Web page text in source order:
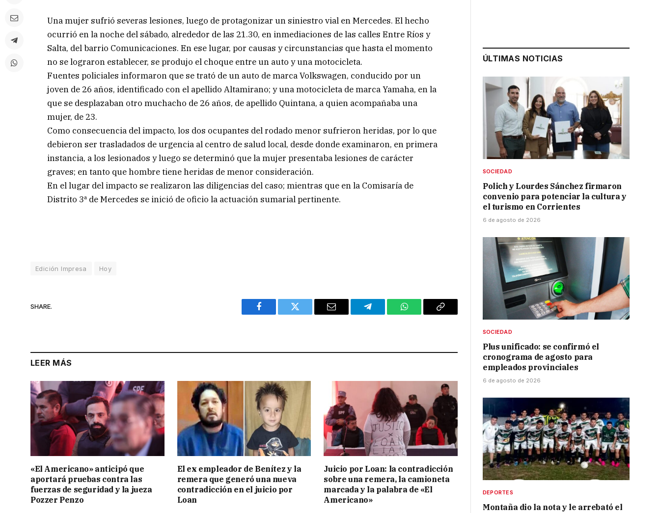
Una mujer sufrió severas lesiones, luego de protagonizar un siniestro vial en Mercedes. El hecho
ocurrió en la noche del sábado, alrededor de las 21.30, en inmediaciones de las calles Entre Ríos y
Salta, del barrio Comunicaciones. En ese lugar, por causas y circunstancias que hasta el momento
no se lograron establecer, se produjo el choque entre un auto y una motocicleta.
Fuentes policiales informaron que se trató de un auto de marca Volkswagen, conducido por un
joven de 26 años, identificado con el apellido Altamirano; y una motocicleta de marca Yamaha, en la
que se desplazaban otro muchacho de 26 años, de apellido Quintana, a quien acompañaba una
mujer, de 23.
Como consecuencia del impacto, los dos ocupantes del rodado menor sufrieron heridas, por lo que
debieron ser trasladados de urgencia al centro de salud local, desde donde examinaron, en primera
instancia, a los lesionados y luego se determinó que la mujer presentaba lesiones de carácter
graves; en tanto que hombre tiene heridas de menor consideración.
En el lugar del impacto se realizaron las diligencias del caso; mientras que en la Comisaría de
Distrito 3ª de Mercedes se inició de oficio la actuación sumarial pertinente.
Edición Impresa Hoy
SHARE.
Facebook Twitter Email Telegram WhatsAppCopy
LEER MÁS
«El Americano» anticipó que
aportará pruebas contra las
fuerzas de seguridad y la jueza
Pozzer Penzo
El ex empleador de Benítez y la
remera que generó una nueva
contradicción en el juicio por
Loan
Juicio por Loan: la contradicción
sobre una remera, la camioneta
marcada y la palabra de «El
Americano»
ÚLTIMAS NOTICIAS
SOCIEDAD
Polich y Lourdes Sánchez firmaron
convenio para potenciar la cultura y
el turismo en Corrientes
6 de agosto de 2026
SOCIEDAD
Plus unificado: se confirmó el
cronograma de agosto para
empleados provinciales
6 de agosto de 2026
DEPORTES
Montaña dio la nota y le arrebató el